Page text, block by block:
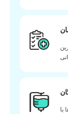
با